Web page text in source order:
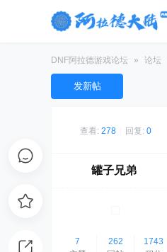
DNF阿拉德游戏论坛 » 论坛
发新帖
查看: 278 回复: 0
罐子兄弟
7
262
1743